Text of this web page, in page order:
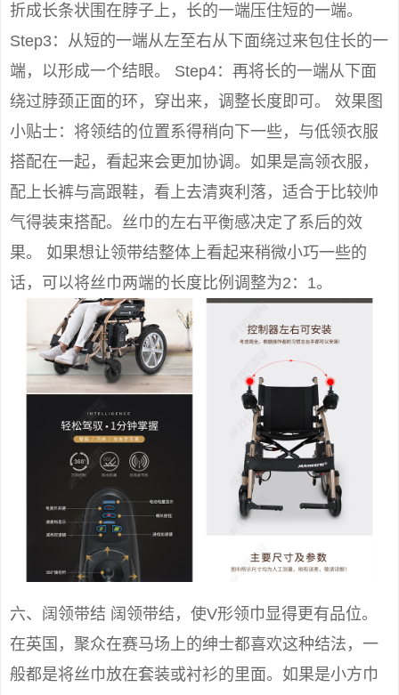
折成长条状围在脖子上，长的一端压住短的一端。
Step3：从短的一端从左至右从下面绕过来包住长的一
端，以形成一个结眼。 Step4：再将长的一端从下面
绕过脖颈正面的环，穿出来，调整长度即可。 效果图
小贴士：将领结的位置系得稍向下一些，与低领衣服
搭配在一起，看起来会更加协调。如果是高领衣服，
配上长裤与高跟鞋，看上去清爽利落，适合于比较帅
气得装束搭配。丝巾的左右平衡感决定了系后的效
果。 如果想让领带结整体上看起来稍微小巧一些的
话，可以将丝巾两端的长度比例调整为2：1。
六、阔领带结 阔领带结，使V形领巾显得更有品位。
在英国，聚众在赛马场上的绅士都喜欢这种结法，一
般都是将丝巾放在套装或衬衫的里面。如果是小方巾